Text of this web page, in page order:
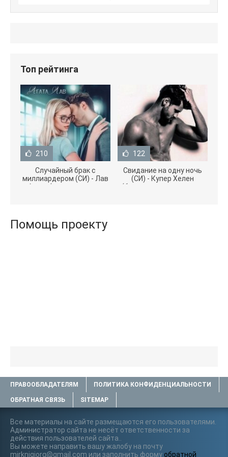
Топ рейтинга
210
Случайный брак с
миллиардером (СИ) - Лав
Агата (полная версия
122
Свидание на одну ночь
(СИ) - Купер Хелен
(бесплатные серии книг
Помощь проекту
ПРАВООБЛАДАТЕЛЯМ ПОЛИТИКА КОНФИДЕНЦИАЛЬНОСТИ
ОБРАТНАЯ СВЯЗЬ SITEMAP
Все материалы на сайте размещаются его пользователями.
Администратор сайта не несёт ответственности за
действия пользователей сайта..
Вы можете направить вашу жалобу на почту
mirknigiorg@gmail.com или заполнить форму обратной